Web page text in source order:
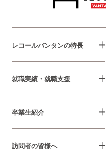
レコールバンタンの特長
就職実績・就職支援
卒業生紹介
訪問者の皆様へ